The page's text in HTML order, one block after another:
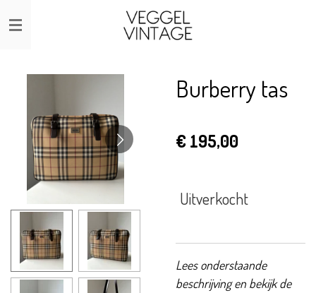
Ga
direct
Burberry tas
€ 195,00
Uitverkocht
Lees onderstaande
beschrijving en bekijk de